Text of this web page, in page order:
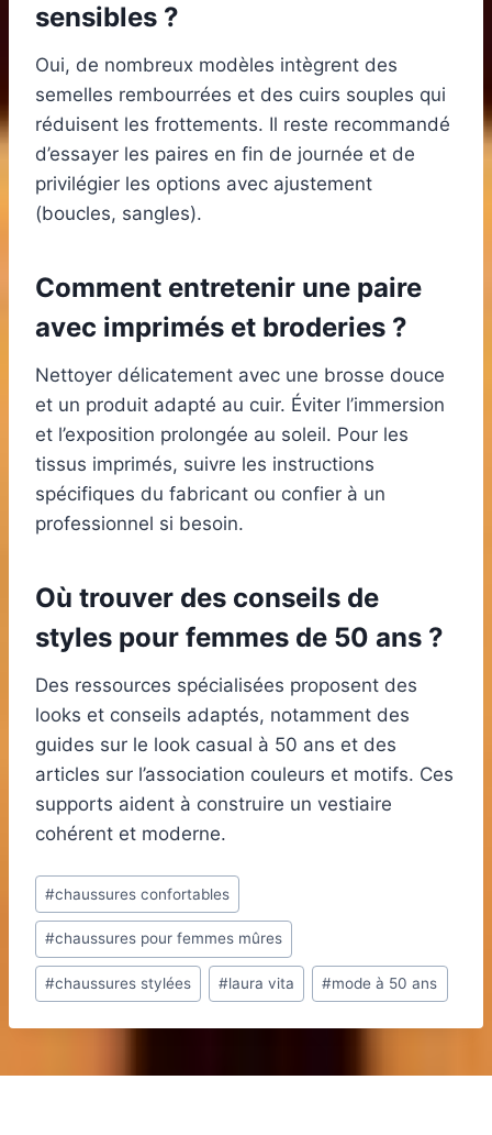
sensibles ?
Oui, de nombreux modèles intègrent des
semelles rembourrées et des cuirs souples qui
réduisent les frottements. Il reste recommandé
d’essayer les paires en fin de journée et de
privilégier les options avec ajustement
(boucles, sangles).
Comment entretenir une paire
avec imprimés et broderies ?
Nettoyer délicatement avec une brosse douce
et un produit adapté au cuir. Éviter l’immersion
et l’exposition prolongée au soleil. Pour les
tissus imprimés, suivre les instructions
spécifiques du fabricant ou confier à un
professionnel si besoin.
Où trouver des conseils de
styles pour femmes de 50 ans ?
Des ressources spécialisées proposent des
looks et conseils adaptés, notamment des
guides sur le look casual à 50 ans et des
articles sur l’association couleurs et motifs. Ces
supports aident à construire un vestiaire
cohérent et moderne.
Étiquettes
de
la
publication :
#chaussures confortables
#chaussures pour femmes mûres
#chaussures stylées #laura vita #mode à 50 ans